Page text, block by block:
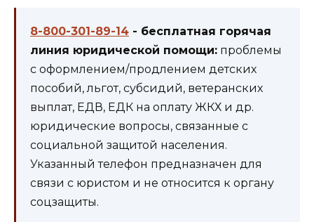
8-800-301-89-14 - бесплатная горячая
линия юридической помощи: проблемы
с оформлением/продлением детских
пособий, льгот, субсидий, ветеранских
выплат, ЕДВ, ЕДК на оплату ЖКХ и др.
юридические вопросы, связанные с
социальной защитой населения.
Указанный телефон предназначен для
связи с юристом и не относится к органу
соцзащиты.